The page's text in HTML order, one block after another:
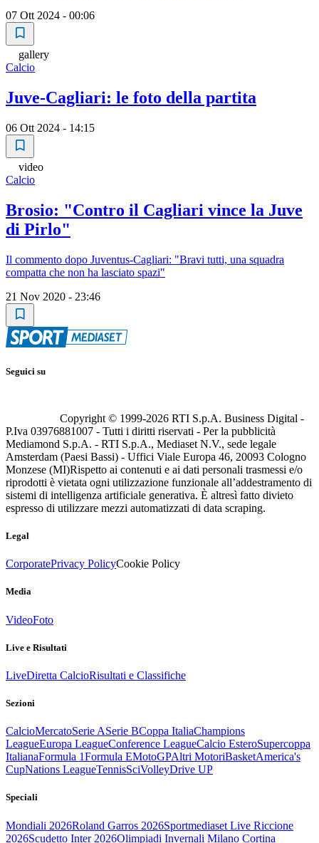
07 Ott 2024 - 00:06
gallery
Calcio
Juve-Cagliari: le foto della partita
06 Ott 2024 - 14:15
video
Calcio
Brosio: "Contro il Cagliari vince la Juve
di Pirlo"
Il commento dopo Juventus-Cagliari: "Bravi tutti, una squadra
compatta che non ha lasciato spazi"
21 Nov 2020 - 23:46
Seguici su
Copyright © 1999-2026 RTI S.p.A. Business Digital -
P.Iva 03976881007 - Tutti i diritti riservati - Per la pubblicità
Mediamond S.p.A. - RTI S.p.A., Mediaset N.V., sede legale
Amsterdam (Paesi Bassi) - Uffici Viale Europa 46, 20093 Cologno
Monzese (MI)Rispetto ai contenuti e ai dati personali trasmessi e/o
riprodotti è vietata ogni utilizzazione funzionale all’addestramento di
sistemi di intelligenza artificiale generativa. È altresì fatto divieto
espresso di utilizzare mezzi automatizzati di data scraping.
Legal
CorporatePrivacy PolicyCookie Policy
Media
VideoFoto
Live e Risultati
LiveDiretta CalcioRisultati e Classifiche
Sezioni
CalcioMercatoSerie ASerie BCoppa ItaliaChampions
LeagueEuropa LeagueConference LeagueCalcio EsteroSupercoppa
ItalianaFormula 1Formula EMotoGPAltri MotoriBasketAmerica's
CupNations LeagueTennisSciVolleyDrive UP
Speciali
Mondiali 2026Roland Garros 2026Sportmediaset Live Riccione
2026Scudetto Inter 2026Olimpiadi Invernali Milano Cortina